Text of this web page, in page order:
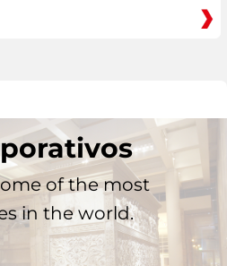
of the most
in the world.